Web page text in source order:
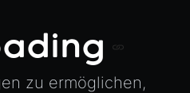
zu ermöglichen,